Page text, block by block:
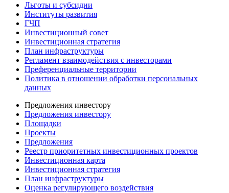
Льготы и субсидии
Институты развития
ГЧП
Инвестиционный совет
Инвестиционная стратегия
План инфраструктуры
Регламент взаимодействия с инвесторами
Преференциальные территории
Политика в отношении обработки персональных
данных
Предложения инвестору
Предложения инвестору
Площадки
Проекты
Предложения
Реестр приоритетных инвестиционных проектов
Инвестиционная карта
Инвестиционная стратегия
План инфраструктуры
Оценка регулирующего воздействия